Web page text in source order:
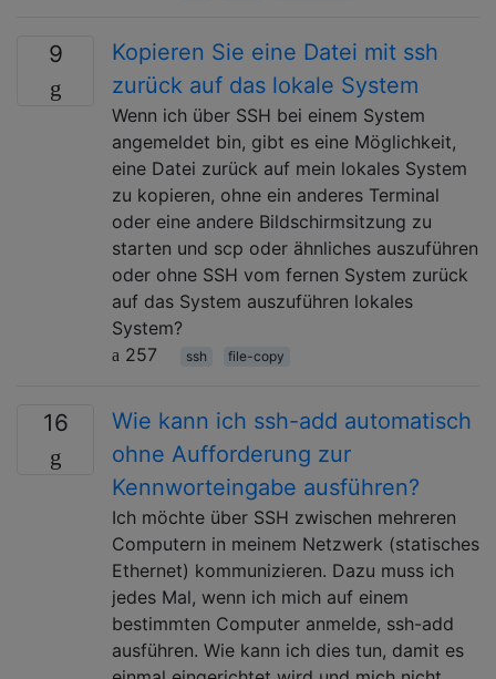
9
Kopieren Sie eine Datei mit ssh
zurück auf das lokale System
Wenn ich über SSH bei einem System
angemeldet bin, gibt es eine Möglichkeit,
eine Datei zurück auf mein lokales System
zu kopieren, ohne ein anderes Terminal
oder eine andere Bildschirmsitzung zu
starten und scp oder ähnliches auszuführen
oder ohne SSH vom fernen System zurück
auf das System auszuführen lokales
System?
257
ssh file-copy
16
Wie kann ich ssh-add automatisch
ohne Aufforderung zur
Kennworteingabe ausführen?
Ich möchte über SSH zwischen mehreren
Computern in meinem Netzwerk (statisches
Ethernet) kommunizieren. Dazu muss ich
jedes Mal, wenn ich mich auf einem
bestimmten Computer anmelde, ssh-add
ausführen. Wie kann ich dies tun, damit es